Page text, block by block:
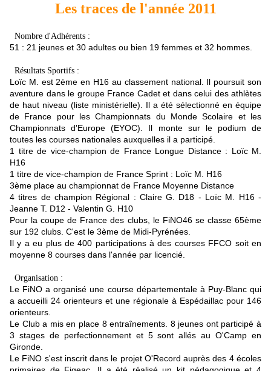
Les traces de l'année 2011
Nombre d'Adhérents :
51 : 21 jeunes et 30 adultes ou bien 19 femmes et 32 hommes.
Résultats Sportifs :
Loïc M. est 2ème en H16 au classement national. Il poursuit son
aventure dans le groupe France Cadet et dans celui des athlètes
de haut niveau (liste ministérielle). Il a été sélectionné en équipe
de France pour les Championnats du Monde Scolaire et les
Championnats d'Europe (EYOC). Il monte sur le podium de
toutes les courses nationales auxquelles il a participé.
1 titre de vice-champion de France Longue Distance : Loïc M.
H16
1 titre de vice-champion de France Sprint : Loïc M. H16
3ème place au championnat de France Moyenne Distance
4 titres de champion Régional : Claire G. D18 - Loïc M. H16 -
Jeanne T. D12 - Valentin G. H10
Pour la coupe de France des clubs, le FiNO46 se classe 65ème
sur 192 clubs. C'est le 3ème de Midi-Pyrénées.
Il y a eu plus de 400 participations à des courses FFCO soit en
moyenne 8 courses dans l'année par licencié.
Organisation :
Le FiNO a organisé une course départementale à Puy-Blanc qui
a accueilli 24 orienteurs et une régionale à Espédaillac pour 146
orienteurs.
Le Club a mis en place 8 entraînements. 8 jeunes ont participé à
3 stages de perfectionnement et 5 sont allés au O'Camp en
Gironde.
Le FiNO s'est inscrit dans le projet O'Record auprès des 4 écoles